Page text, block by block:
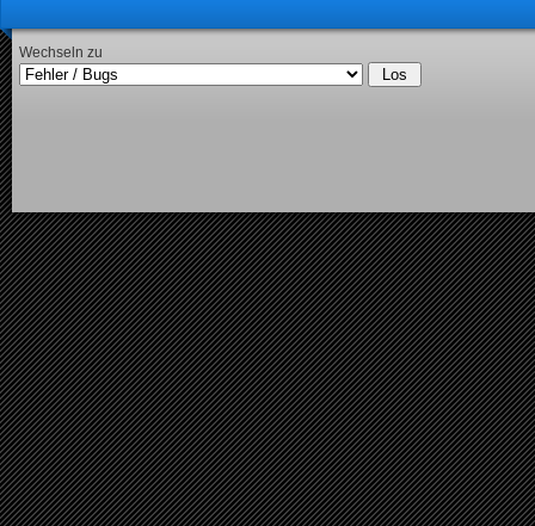
Wechseln zu